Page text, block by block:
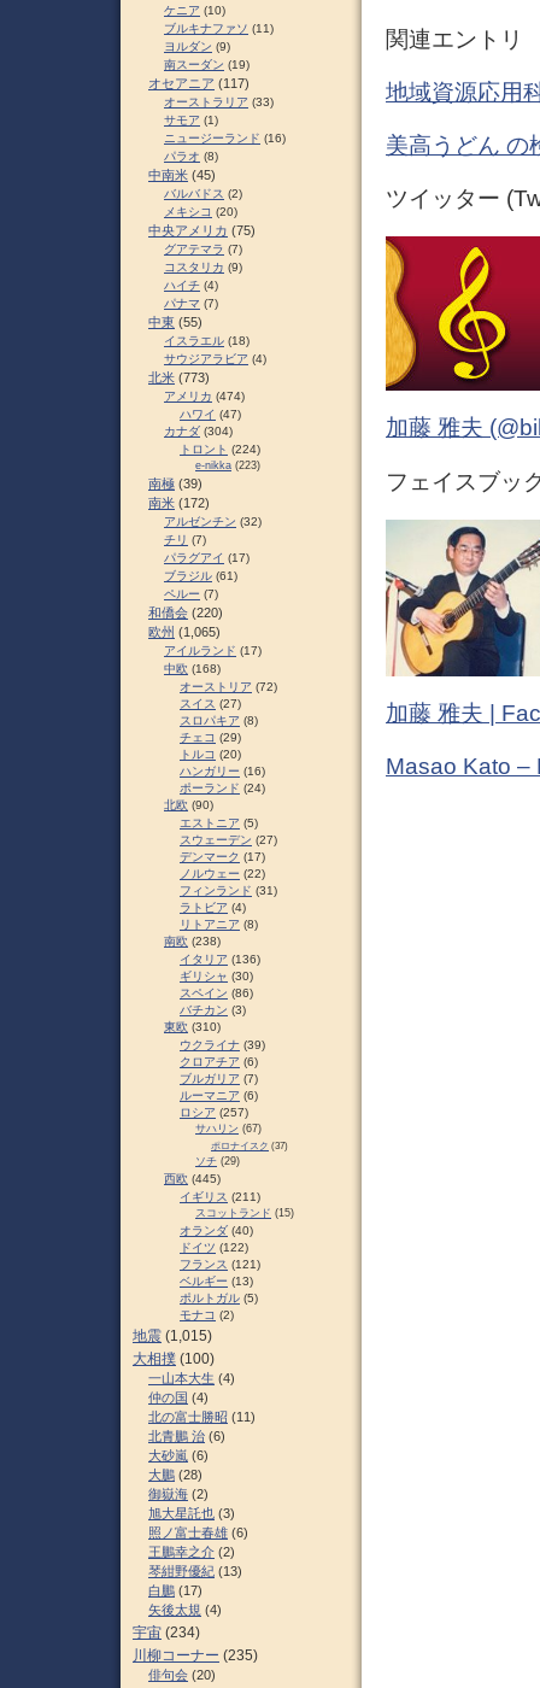
関連エントリ
地域資源応用
美高うどん の
ツイッター
加藤 雅夫
フェイスブッ
加藤 雅夫 |
Masao Kato –
ケニア (10)
ブルキナファソ (11)
ヨルダン (9)
南スーダン (19)
オセアニア (117)
オーストラリア (33)
サモア (1)
ニュージーランド (16)
パラオ (8)
中南米 (45)
バルバドス (2)
メキシコ (20)
中央アメリカ (75)
グアテマラ (7)
コスタリカ (9)
ハイチ (4)
パナマ (7)
中東 (55)
イスラエル (18)
サウジアラビア (4)
北米 (773)
アメリカ (474)
ハワイ (47)
カナダ (304)
トロント (224)
e-nikka (223)
南極 (39)
南米 (172)
アルゼンチン (32)
チリ (7)
パラグアイ (17)
ブラジル (61)
ペルー (7)
和僑会 (220)
欧州 (1,065)
アイルランド (17)
中欧 (168)
オーストリア (72)
スイス (27)
スロパキア (8)
チェコ (29)
トルコ (20)
ハンガリー (16)
ポーランド (24)
北欧 (90)
エストニア (5)
スウェーデン (27)
デンマーク (17)
ノルウェー (22)
フィンランド (31)
ラトビア (4)
リトアニア (8)
南欧 (238)
イタリア (136)
ギリシャ (30)
スペイン (86)
バチカン (3)
東欧 (310)
ウクライナ (39)
クロアチア (6)
ブルガリア (7)
ルーマニア (6)
ロシア (257)
サハリン (67)
ポロナイスク (37)
ソチ (29)
西欧 (445)
イギリス (211)
スコットランド (15)
オランダ (40)
ドイツ (122)
フランス (121)
ベルギー (13)
ポルトガル (5)
モナコ (2)
地震 (1,015)
大相撲 (100)
一山本大生 (4)
仲の国 (4)
北の富士勝昭 (11)
北青鵬 治 (6)
大砂嵐 (6)
大鵬 (28)
御嶽海 (2)
旭大星託也 (3)
照ノ富士春雄 (6)
王鵬幸之介 (2)
琴紺野優紀 (13)
白鵬 (17)
矢後太規 (4)
宇宙 (234)
川柳コーナー (235)
俳句会 (20)